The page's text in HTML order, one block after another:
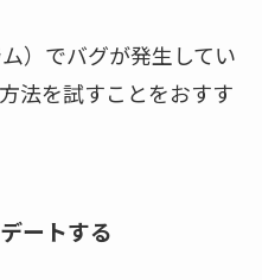
）でバグが発生してい
法を試すことをおすす
ートする